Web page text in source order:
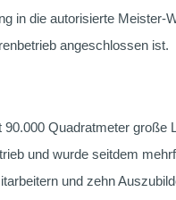
in die autorisierte Meister-
angeschlossen ist.
90.000 Quadratmeter große
und wurde seitdem
und zehn